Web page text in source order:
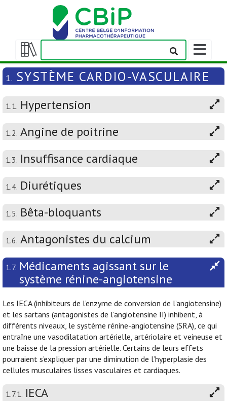
Afficher/masquer
la
table
matières
Afficher/
la
barre
de
navigation
1. SYSTÈME CARDIO-VASCULAIRE
1.1. Hypertension
1.2. Angine de poitrine
1.3. Insuffisance cardiaque
1.4. Diurétiques
1.5. Bêta-bloquants
1.6. Antagonistes du calcium
1.7. Médicaments agissant sur le
système rénine-angiotensine
Les IECA (inhibiteurs de l’enzyme de conversion de l’angiotensine)
et les sartans (antagonistes de l’angiotensine II) inhibent, à
différents niveaux, le système rénine-angiotensine (SRA), ce qui
entraîne une vasodilatation artérielle, artériolaire et veineuse et
une baisse de la pression artérielle. Certains de leurs effets
pourraient s’expliquer par une diminution de l’hyperplasie des
cellules musculaires lisses vasculaires et cardiaques.
1.7.1. IECA